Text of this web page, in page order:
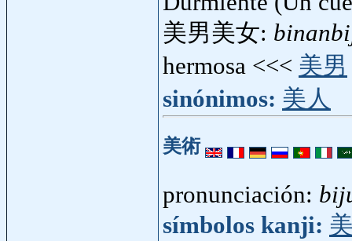
美男美女:
hermosa <<< 美男
sinónimos: 美人
美術
pronunciación:
símbolos kanji: